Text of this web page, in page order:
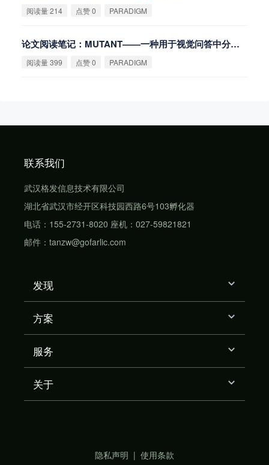
阅读量 214 点赞 0 PARADIGM
论文阅读笔记：MUTANT——一种用于视觉问答中分
布
阅读量 399 点赞 0 PARADIGM
联系我们
武汉格发信息技术有限公司
湖北省武汉市经开区科技园西路6号103孵化器
电话：155-2731-8020 座机：027-59821821
邮件：tanzw@gofarlic.com
发现
方案
服务
关于
隐私声明 | 使用条款